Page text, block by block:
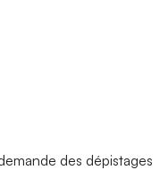
des dépistages